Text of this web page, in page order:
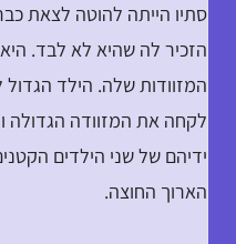
סתיו הייתה להוטה לצאת
הזכיר לה שהיא לא לבד.
המזוודות שלה. הילד
לקחה את המזוודה הגדולה
ידיהם של שני הילדים
הארוך החוצה.